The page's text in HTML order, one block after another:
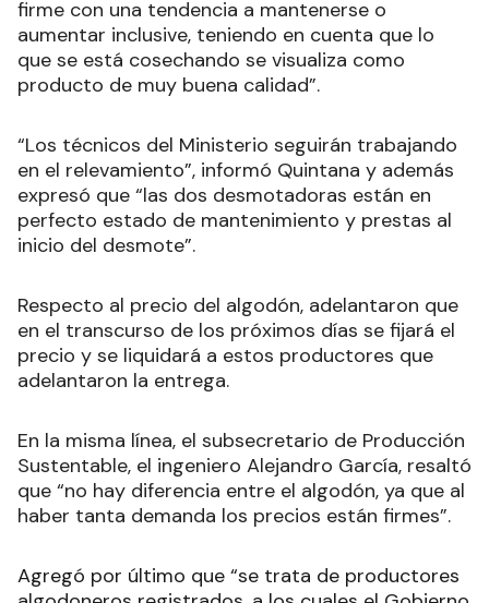
firme con una tendencia a mantenerse o
aumentar inclusive, teniendo en cuenta que lo
que se está cosechando se visualiza como
producto de muy buena calidad”.
“Los técnicos del Ministerio seguirán trabajando
en el relevamiento”, informó Quintana y además
expresó que “las dos desmotadoras están en
perfecto estado de mantenimiento y prestas al
inicio del desmote”.
Respecto al precio del algodón, adelantaron que
en el transcurso de los próximos días se fijará el
precio y se liquidará a estos productores que
adelantaron la entrega.
En la misma línea, el subsecretario de Producción
Sustentable, el ingeniero Alejandro García, resaltó
que “no hay diferencia entre el algodón, ya que al
haber tanta demanda los precios están firmes”.
Agregó por último que “se trata de productores